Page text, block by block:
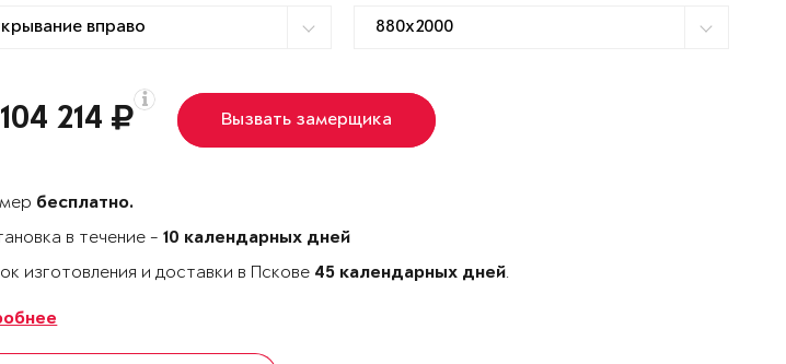
214 Вызвать замерщика
бесплатно.
в течение -10 календарных дней
изготовления и доставки в Пскове 45 календарных дней.